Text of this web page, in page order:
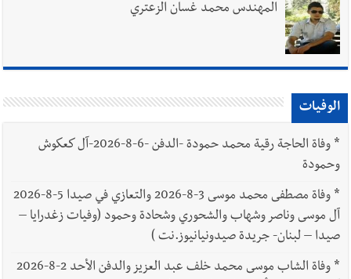
المهندس محمد غسان الزعتري
الوفيات
*
وفاة الحاجة رقية محمد حمودة -الدفن -6-8-2026-آل كعكوش
وحمودة
*
وفاة مصطفى محمد موسى 3-8-2026 والتعازي في صيدا 5-8-2026
آل موسى وناصر وشهاب والشحوري وشحادة وحمود (وفيات زغدرايا –
صيدا – لبنان- جريدة صيدونيانيوز.نت )
*
وفاة الشاب موسى محمد خلف عبد العزيز والدفن الأحد 2-8-2026